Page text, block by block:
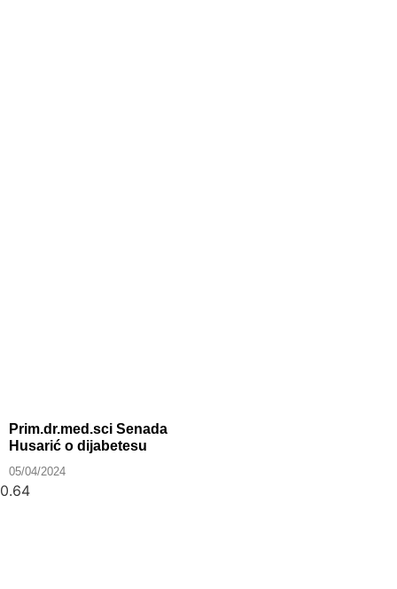
Prim.dr.med.sci Senada
Husarić o dijabetesu
05/04/2024